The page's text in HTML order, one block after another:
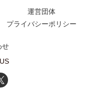
運営団体
プライバシーポリシー
せ